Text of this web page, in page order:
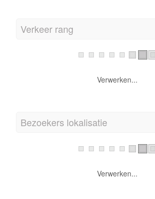
Verkeer rang
Verwerken...
Bezoekers lokalisatie
Verwerken...